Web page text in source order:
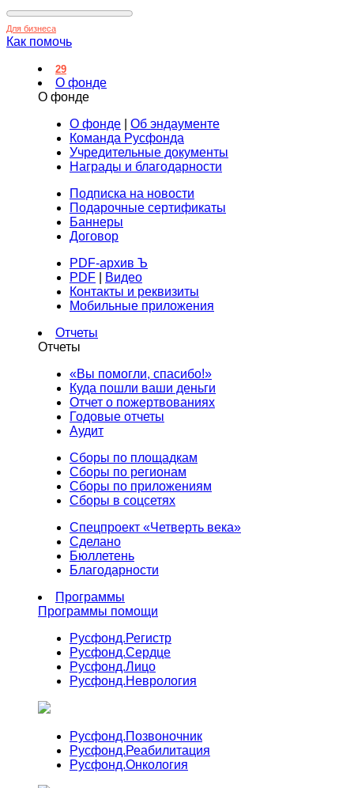
Для бизнеса
Как помочь
29
О фонде
О фонде
О фонде
Об эндаументе
Команда Русфонда
Учредительные документы
Награды и благодарности
Подписка на новости
Подарочные сертификаты
Баннеры
Договор
PDF-архив Ъ
PDF
Видео
Контакты и реквизиты
Мобильные приложения
Отчеты
Отчеты
«Вы помогли, спасибо!»
Куда пошли ваши деньги
Отчет о пожертвованиях
Годовые отчеты
Аудит
Сборы по площадкам
Сборы по регионам
Сборы по приложениям
Сборы в соцсетях
Спецпроект «Четверть века»
Сделано
Бюллетень
Благодарности
Программы
Программы помощи
Русфонд.Регистр
Русфонд.Сердце
Русфонд.Лицо
Русфонд.Неврология
Русфонд.Позвоночник
Русфонд.Реабилитация
Русфонд.Онкология